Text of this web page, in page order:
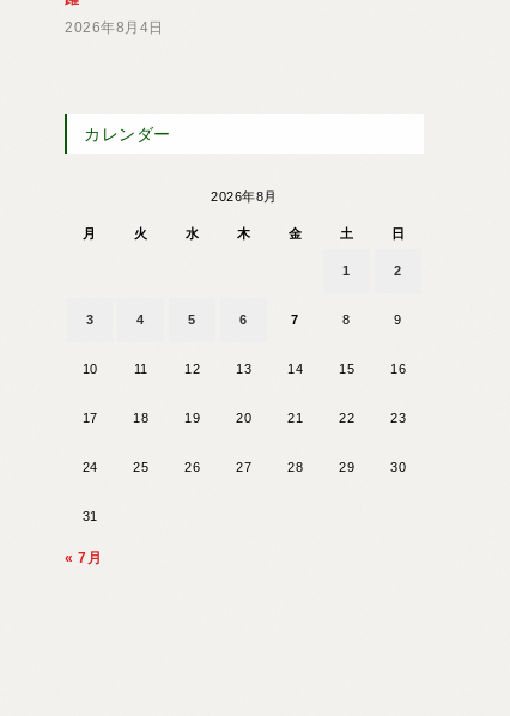
2026年8月4日
カレンダー
2026年8月
月 火 水 木 金 土 日
1 2
3 4 5 6 7 8 9
10 11 12 13 14 15 16
17 18 19 20 21 22 23
24 25 26 27 28 29 30
31
« 7月